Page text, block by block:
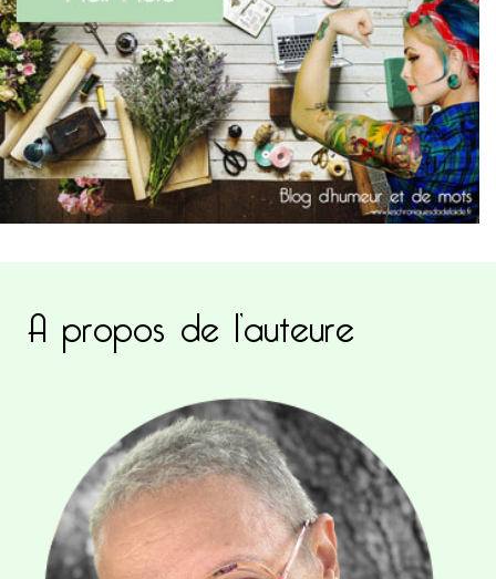
A propos de l’auteure